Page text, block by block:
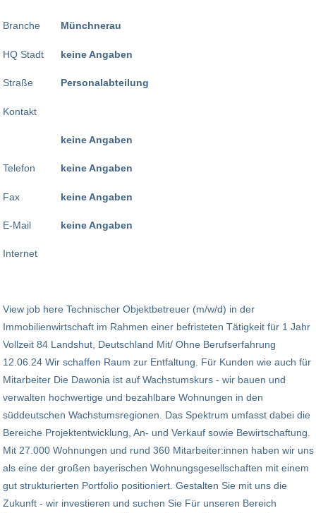
Branche
HQ Stadt
Straße
Kontakt
Telefon
Fax
E-Mail
Internet
Münchnerau
keine Angaben
Personalabteilung
keine Angaben
keine Angaben
keine Angaben
keine Angaben
View job here Technischer Objektbetreuer (m/w/d) in der
Immobilienwirtschaft im Rahmen einer befristeten Tätigkeit für 1 Jahr
Vollzeit 84 Landshut, Deutschland Mit/ Ohne Berufserfahrung
12.06.24 Wir schaffen Raum zur Entfaltung. Für Kunden wie auch für
Mitarbeiter Die Dawonia ist auf Wachstumskurs - wir bauen und
verwalten hochwertige und bezahlbare Wohnungen in den
süddeutschen Wachstumsregionen. Das Spektrum umfasst dabei die
Bereiche Projektentwicklung, An- und Verkauf sowie Bewirtschaftung.
Mit 27.000 Wohnungen und rund 360 Mitarbeiter:innen haben wir uns
als eine der großen bayerischen Wohnungsgesellschaften mit einem
gut strukturierten Portfolio positioniert. Gestalten Sie mit uns die
Zukunft - wir investieren und suchen Sie Für unseren Bereich